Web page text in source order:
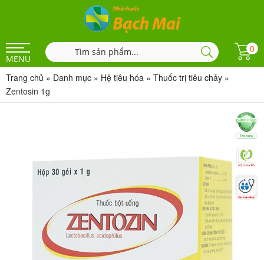
MENU
0
Trang chủ » Danh mục » Hệ tiêu hóa » Thuốc trị tiêu chảy »
Zentosin 1g